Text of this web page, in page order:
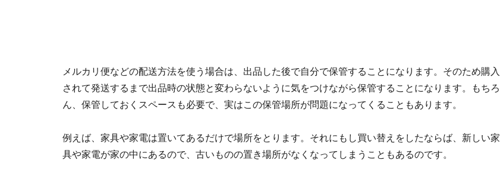
メルカリ便などの配送方法を使う場合は、出品した後で自分で保管することになります。そのため購入
されて発送するまで出品時の状態と変わらないように気をつけながら保管することになります。もちろ
ん、保管しておくスペースも必要で、実はこの保管場所が問題になってくることもあります。
例えば、家具や家電は置いてあるだけで場所をとります。それにもし買い替えをしたならば、新しい家
具や家電が家の中にあるので、古いものの置き場所がなくなってしまうこともあるのです。